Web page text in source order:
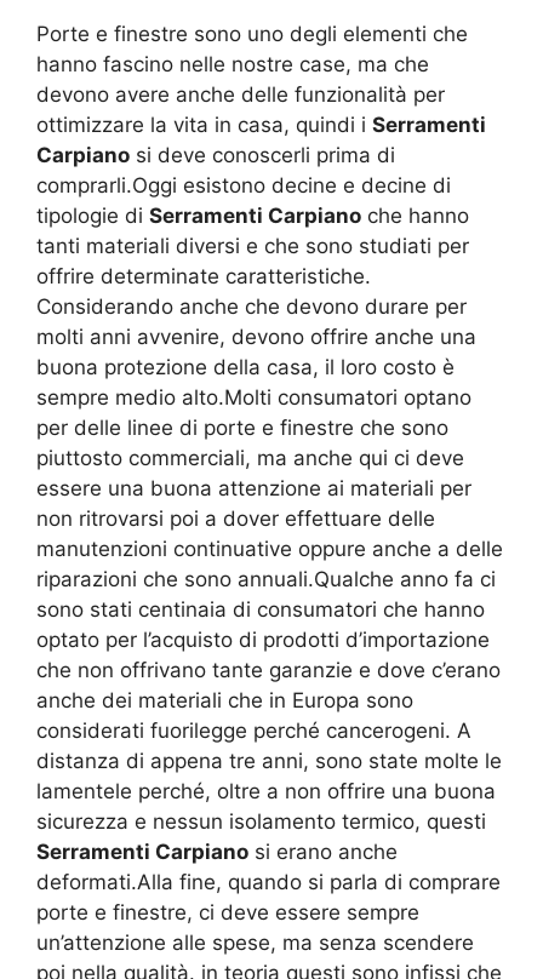
Porte e finestre sono uno degli elementi che
hanno fascino nelle nostre case, ma che
devono avere anche delle funzionalità per
ottimizzare la vita in casa, quindi i Serramenti
Carpiano si deve conoscerli prima di
comprarli.Oggi esistono decine e decine di
tipologie di Serramenti Carpiano che hanno
tanti materiali diversi e che sono studiati per
offrire determinate caratteristiche.
Considerando anche che devono durare per
molti anni avvenire, devono offrire anche una
buona protezione della casa, il loro costo è
sempre medio alto.Molti consumatori optano
per delle linee di porte e finestre che sono
piuttosto commerciali, ma anche qui ci deve
essere una buona attenzione ai materiali per
non ritrovarsi poi a dover effettuare delle
manutenzioni continuative oppure anche a delle
riparazioni che sono annuali.Qualche anno fa ci
sono stati centinaia di consumatori che hanno
optato per l’acquisto di prodotti d’importazione
che non offrivano tante garanzie e dove c’erano
anche dei materiali che in Europa sono
considerati fuorilegge perché cancerogeni. A
distanza di appena tre anni, sono state molte le
lamentele perché, oltre a non offrire una buona
sicurezza e nessun isolamento termico, questi
Serramenti Carpiano si erano anche
deformati.Alla fine, quando si parla di comprare
porte e finestre, ci deve essere sempre
un’attenzione alle spese, ma senza scendere
poi nella qualità. in teoria questi sono infissi che